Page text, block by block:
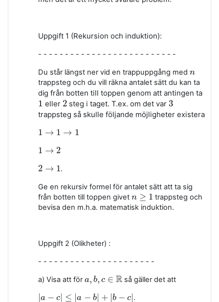
Uppgift 1 (Rekursion och induktion):
- - - - - - - - - - - - - - - - - - - - - - - - - -
Du står längst ner vid en trappuppgång med n
n
trappsteg och du vill räkna antalet sätt du kan ta
dig från botten till toppen genom att antingen ta
1
1 eller 2
2 steg i taget. T.ex. om det var3
3
trappsteg så skulle följande möjligheter existera
1 → 1 → 1
1→1→1
1 → 2
1→2
2 → 1
2 →1 .
Ge en rekursiv formel för antalet sätt att ta sig
från botten till toppen givet n ≥ 1
n≥1
trappsteg och
bevisa den m.h.a. matematisk induktion.
Uppgift 2 (Olikheter) :
- - - - - - - - - - - - - - - - - - - - - -
a) Visa att föra, b, c ∈ R
a,b,c ∈ R så gäller det att
|a − c| ≤ |a − b| + |b − c|
a−c| ≤ a− |+ |b −c .